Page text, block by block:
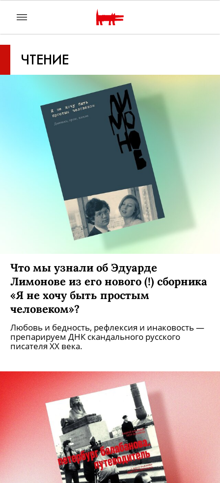
ЧТЕНИЕ
Что мы узнали об Эдуарде
Лимонове из его нового (!) сборника
«Я не хочу быть простым
человеком»?
Любовь и бедность, рефлексия и инаковость —
препарируем ДНК скандального русского
писателя ХХ века.